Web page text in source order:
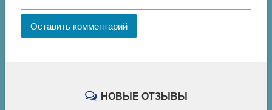
Оставить комментарий
НОВЫЕ ОТЗЫВЫ